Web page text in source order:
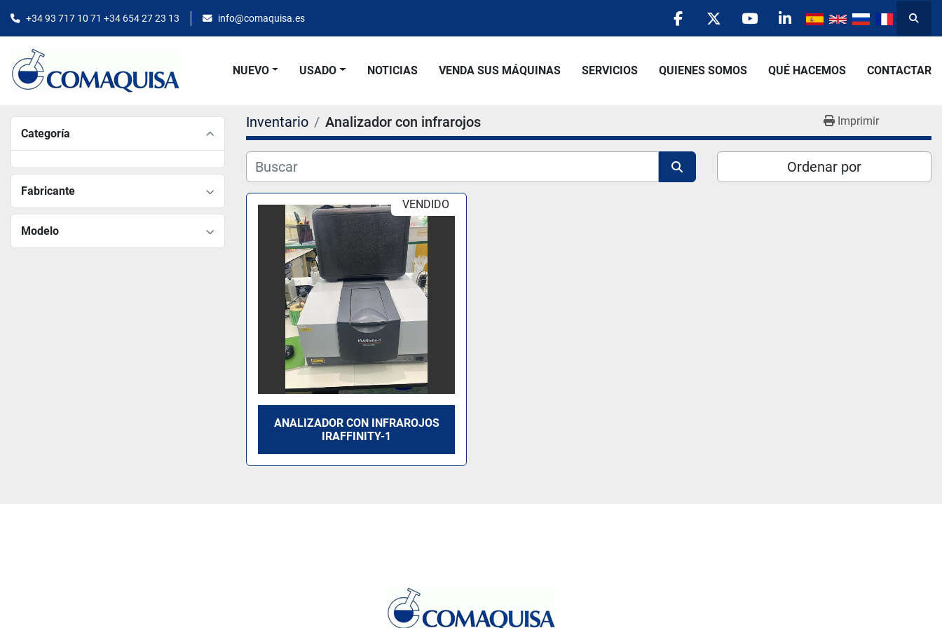
+34 93 717 10 71 +34 654 27 23 13 info@comaquisa.es
facebooktwitteryoutubelinkedin
NUEVO USADO NOTICIAS VENDA SUS MÁQUINAS SERVICIOS QUIENES SOMOS QUÉ HACEMOS CONTACTAR
Categoría
Fabricante
Modelo
Inventario Analizador con infrarojos Imprimir
Ordenar por
VENDIDO
ANALIZADOR CON INFRAROJOS
IRAFFINITY-1